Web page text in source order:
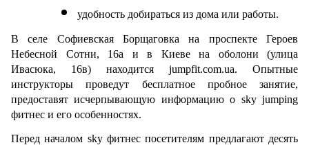
удобность добираться из дома или работы.
В селе Софиевская Борщаговка на проспекте Героев
Небесной Сотни, 16а и в Киеве на оболони (улица
Ивасюка, 16в) находится jumpfit.com.ua. Опытные
инструкторы проведут бесплатное пробное занятие,
предоставят исчерпывающую информацию о sky jumping
фитнес и его особенностях.
Перед началом sky фитнес посетителям предлагают десять